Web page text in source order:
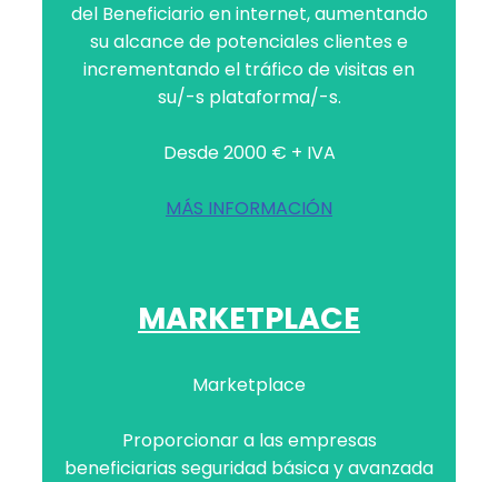
del Beneficiario en internet, aumentando
su alcance de potenciales clientes e
incrementando el tráfico de visitas en
su/-s plataforma/-s.
Desde 2000 € + IVA
MÁS INFORMACIÓN
MARKETPLACE
Marketplace
Proporcionar a las empresas
beneficiarias seguridad básica y avanzada